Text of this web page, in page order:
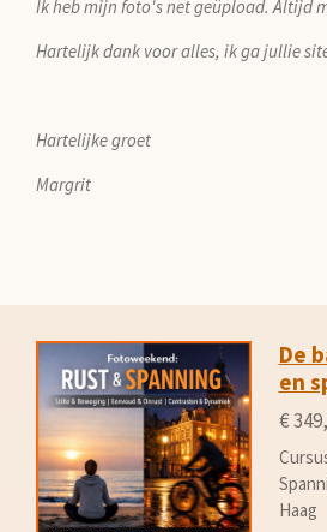
Ik heb mijn foto's net geüpload. Altijd
Hartelijk dank voor alles, ik ga jullie
Hartelijke groet
Margrit
De
en
€
Haag